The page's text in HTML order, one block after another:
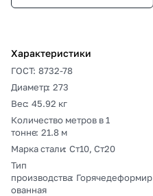
Характеристики
ГОСТ: 8732-78
Диаметр: 273
Вес: 45.92 кг
Количество метров в 1
тонне: 21.8 м
Марка стали: Ст10, Ст20
Тип
производства: Горячедеформир
ованная